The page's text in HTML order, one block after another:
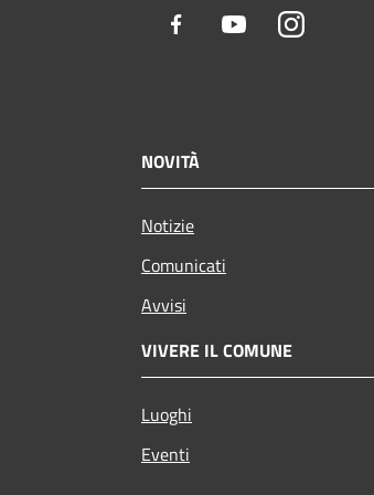
Facebook YoutubeInstagram
NOVITÀ
Notizie
Comunicati
Avvisi
VIVERE IL COMUNE
Luoghi
Eventi